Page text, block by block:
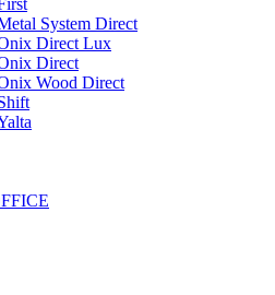
System Direct
Direct Lux
Direct
Wood Direct